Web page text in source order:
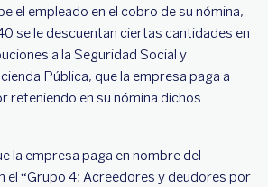
el empleado en el cobro de su nómina,
se le descuentan ciertas cantidades en
a la Seguridad Social y
Pública, que la empresa paga a
reteniendo en su nómina dichos
la empresa paga en nombre del
el “Grupo 4: Acreedores y deudores por